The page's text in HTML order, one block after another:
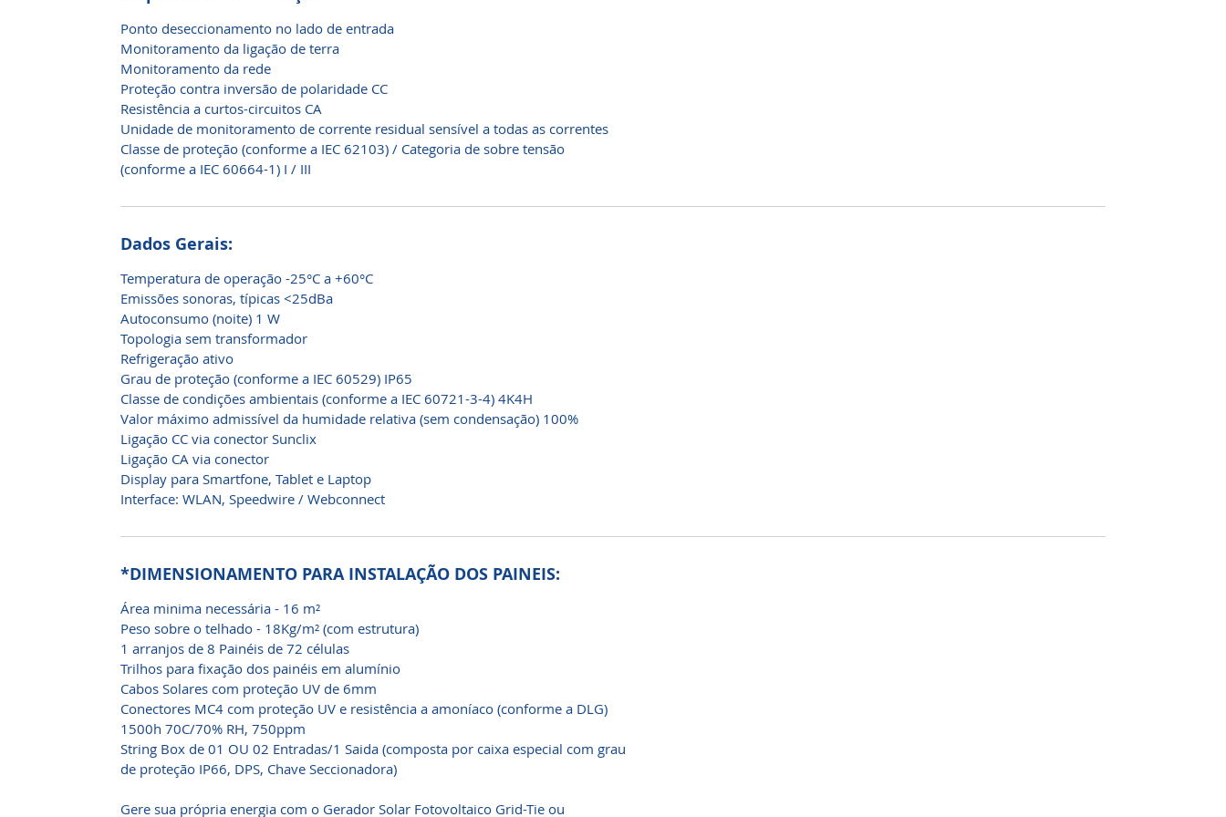
Ponto deseccionamento no lado de entrada
Monitoramento da ligação de terra
Monitoramento da rede
Proteção contra inversão de polaridade CC
Resistência a curtos-circuitos CA
Unidade de monitoramento de corrente residual sensível a todas as correntes
Classe de proteção (conforme a IEC 62103) / Categoria de sobre tensão
(conforme a IEC 60664-1) I / III
Dados Gerais:
Temperatura de operação -25°C a +60°C
Emissões sonoras, típicas <25dBa
Autoconsumo (noite) 1 W
Topologia sem transformador
Refrigeração ativo
Grau de proteção (conforme a IEC 60529) IP65
Classe de condições ambientais (conforme a IEC 60721-3-4) 4K4H
Valor máximo admissível da humidade relativa (sem condensação) 100%
Ligação CC via conector Sunclix
Ligação CA via conector
Display para Smartfone, Tablet e Laptop
Interface: WLAN, Speedwire / Webconnect
*DIMENSIONAMENTO PARA INSTALAÇÃO DOS PAINEIS:
Área minima necessária - 16 m²
Peso sobre o telhado - 18Kg/m² (com estrutura)
1 arranjos de 8 Painéis de 72 células
Trilhos para fixação dos painéis em alumínio
Cabos Solares com proteção UV de 6mm
Conectores MC4 com proteção UV e resistência a amoníaco (conforme a DLG)
1500h 70C/70% RH, 750ppm
String Box de 01 OU 02 Entradas/1 Saida (composta por caixa especial com grau
de proteção IP66, DPS, Chave Seccionadora)
Gere sua própria energia com o Gerador Solar Fotovoltaico Grid-Tie ou